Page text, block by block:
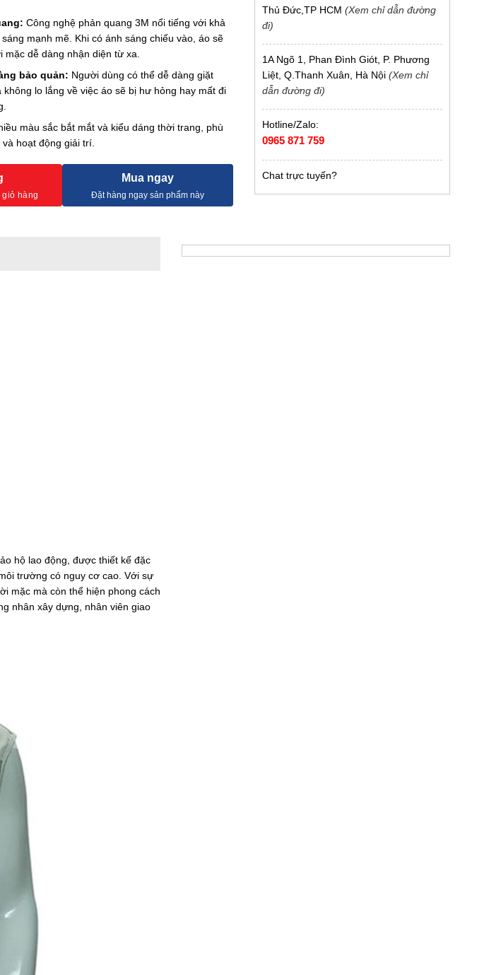
Công nghệ phản quang 3M nổi tiếng với khả
mạnh mẽ. Khi có ánh sáng chiếu vào, áo sẽ
mặc dễ dàng nhận diện từ xa.
bảo quản: Người dùng có thể dễ dàng giặt
không lo lắng về việc áo sẽ bị hư hỏng hay mất đi
màu sắc bắt mắt và kiểu dáng thời trang, phù
hoạt động giải trí.
Mua ngay
Thủ Đức,TP HCM (Xem chỉ dẫn đường
đi)
1A Ngõ 1, Phan Đình Giót, P. Phương
Liệt, Q.Thanh Xuân, Hà Nội (Xem chỉ
dẫn đường đi)
Hotline/Zalo:
0965 871 759
Chat trực tuyến?
hộ lao động, được thiết kế đặc
trường có nguy cơ cao. Với sự
mặc mà còn thể hiện phong cách
nhân xây dựng, nhân viên giao